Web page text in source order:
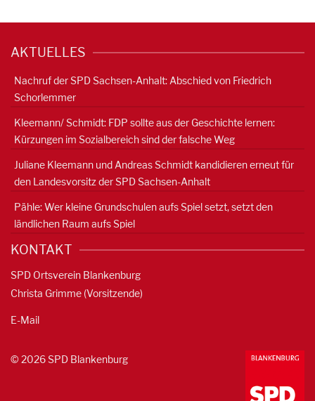
AKTUELLES
Nachruf der SPD Sachsen-Anhalt: Abschied von Friedrich
Schorlemmer
Kleemann/ Schmidt: FDP sollte aus der Geschichte lernen:
Kürzungen im Sozialbereich sind der falsche Weg
Juliane Kleemann und Andreas Schmidt kandidieren erneut für
den Landesvorsitz der SPD Sachsen-Anhalt
Pähle: Wer kleine Grundschulen aufs Spiel setzt, setzt den
ländlichen Raum aufs Spiel
KONTAKT
SPD Ortsverein Blankenburg
Christa Grimme (Vorsitzende)
E-Mail
© 2026 SPD Blankenburg